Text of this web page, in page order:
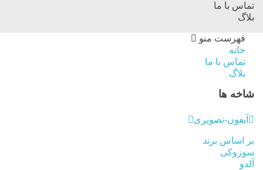
تماس با ما
بلاگ
فهرست منو
خانه
تماس با ما
بلاگ
شاخه ها
آیفون-تصویری
بر اساس برند
سوزوکی
آلدو